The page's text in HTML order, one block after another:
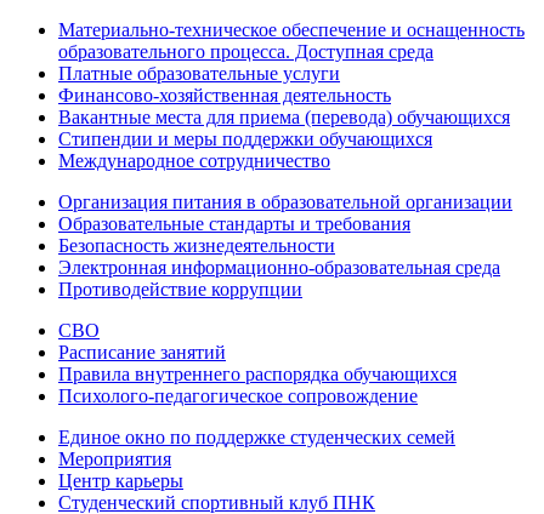
Материально-техническое обеспечение и оснащенность
образовательного процесса. Доступная среда
Платные образовательные услуги
Финансово-хозяйственная деятельность
Вакантные места для приема (перевода) обучающихся
Стипендии и меры поддержки обучающихся
Международное сотрудничество
Организация питания в образовательной организации
Образовательные стандарты и требования
Безопасность жизнедеятельности
Электронная информационно-образовательная среда
Противодействие коррупции
СВО
Расписание занятий
Правила внутреннего распорядка обучающихся
Психолого-педагогическое сопровождение
Единое окно по поддержке студенческих семей
Мероприятия
Центр карьеры
Студенческий спортивный клуб ПНК